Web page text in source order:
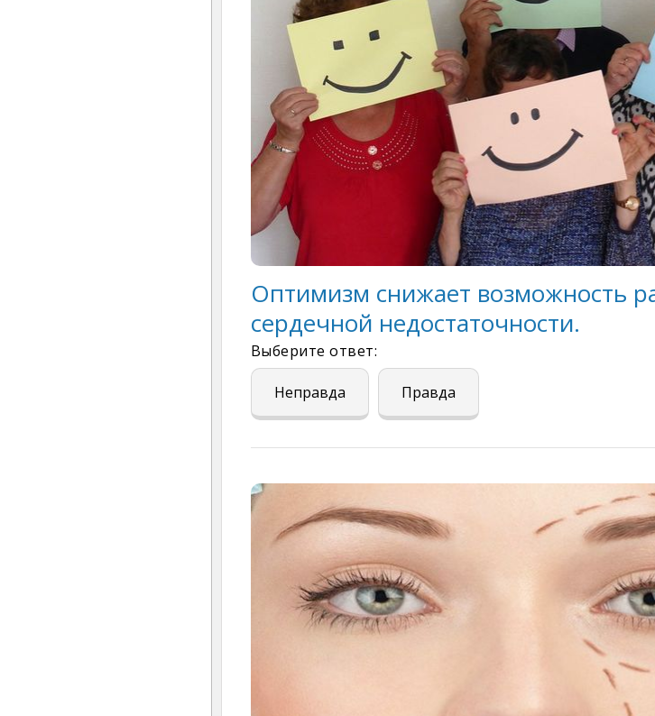
Оптимизм снижает возможность
сердечной недостаточности.
Выберите ответ:
Неправда Правда